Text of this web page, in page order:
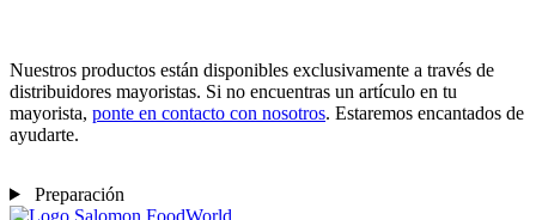
Nuestros productos están disponibles exclusivamente a través de
distribuidores mayoristas. Si no encuentras un artículo en tu
mayorista, ponte en contacto con nosotros. Estaremos encantados de
ayudarte.
Preparación